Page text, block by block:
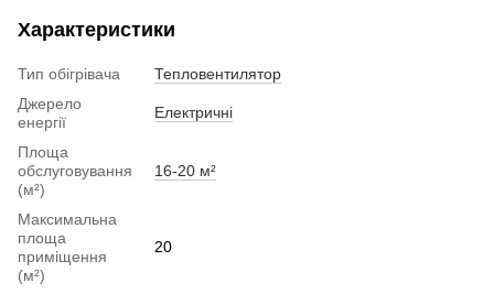
Характеристики
Тип обігрівача
Тепловентилятор
Джерело
енергії
Електричні
Площа
обслуговування
(м²)
16-20 м²
Максимальна
площа
приміщення
(м²)
20